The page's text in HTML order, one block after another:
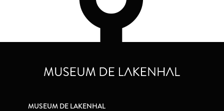
MUSEUM DE LAKENHAL